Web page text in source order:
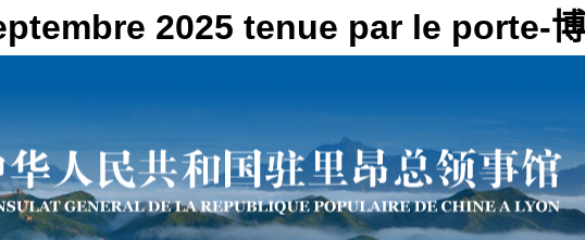
2025 tenue par le porte-